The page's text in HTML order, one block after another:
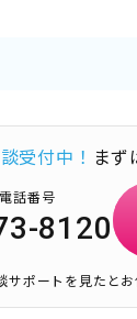
受付中！ ま
話番号
8120
ポートを見たとお